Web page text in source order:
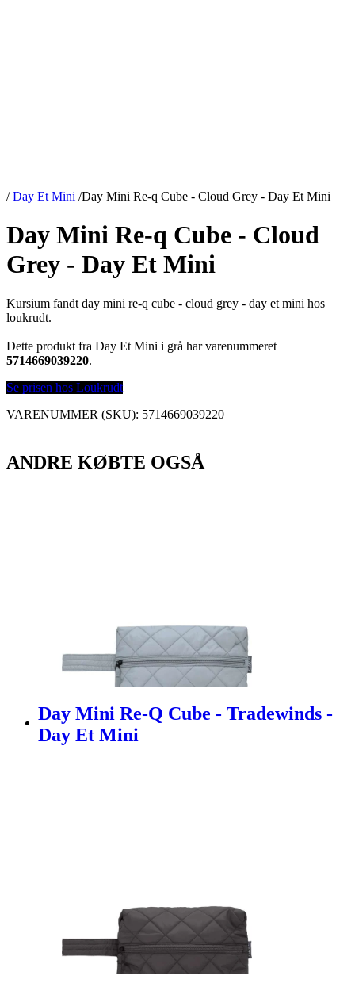
/ Day Et Mini /Day Mini Re-q Cube - Cloud Grey - Day Et Mini
Day Mini Re-q Cube - Cloud
Grey - Day Et Mini
Kursium fandt day mini re-q cube - cloud grey - day et mini hos
loukrudt.
Dette produkt fra Day Et Mini i grå har varenummeret
5714669039220.
Se prisen hos Loukrudt
VARENUMMER (SKU): 5714669039220
ANDRE KØBTE OGSÅ
Day Mini Re-Q Cube - Tradewinds -
Day Et Mini